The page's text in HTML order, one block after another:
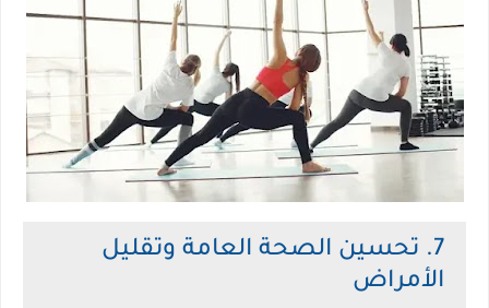
7. تحسين الصحة العامة وتقليل
الأمراض